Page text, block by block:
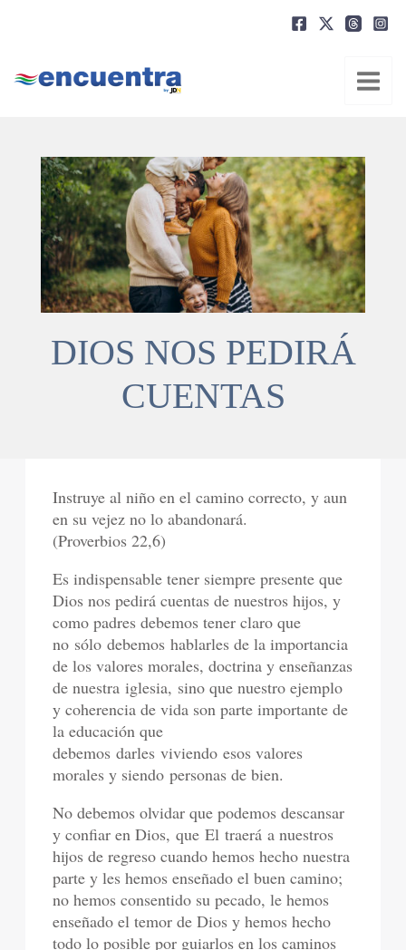
DIOS NOS PEDIRÁ
CUENTAS
Instruye al niño en el camino correcto, y aun
en su vejez no lo abandonará.
(Proverbios 22,6)
Es indispensable tener siempre presente que
Dios nos pedirá cuentas de nuestros hijos, y
como padres debemos tener claro que
no sólo debemos hablarles de la importancia
de los valores morales, doctrina y enseñanzas
de nuestraiglesia, sino que nuestro ejemplo
y coherencia de vida son parte importante de
la educación que
debemosdarles viviendo esos valores
morales y siendo personas de bien.
No debemos olvidar que podemos descansar
y confiar en Dios, queEl traerá a nuestros
hijos de regreso cuando hemos hecho nuestra
parte y les hemos enseñado el buen camino;
no hemos consentido su pecado, le hemos
enseñado el temor de Dios y hemos hecho
todo lo posible por guiarlos en los caminos